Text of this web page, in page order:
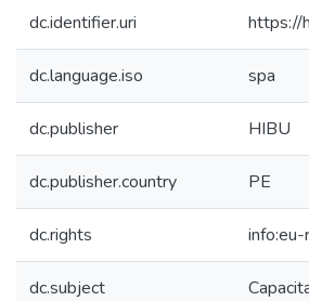
dc.identifier.uri https://
dc.language.iso spa
dc.publisher HIBU
dc.publisher.country PE
dc.rights
dc.subject